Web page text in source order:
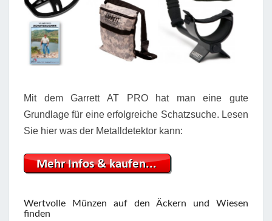
Mit dem Garrett AT PRO hat man eine gute
Grundlage für eine erfolgreiche Schatzsuche. Lesen
Sie hier was der Metalldetektor kann:
Wertvolle Münzen auf den Äckern und Wiesen
finden